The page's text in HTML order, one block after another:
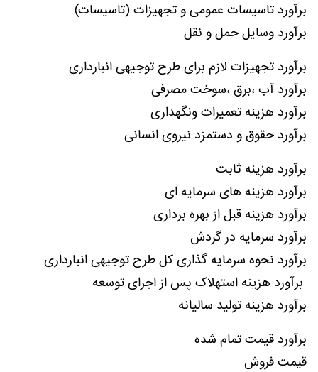
برآورد تاسیسات عمومی و تجهیزات (تاسیسات)
برآورد وسایل حمل و نقل
برآورد تجهیزات لازم برای طرح توجیهی انبارداری
برآورد آب ،برق ،سوخت مصرفی
برآورد هزینه تعمیرات ونگهداری
برآورد حقوق و دستمزد نیروی انسانی
برآورد هزینه ثابت
برآورد هزینه های سرمایه ای
برآورد هزینه قبل از بهره برداری
برآورد سرمایه در گردش
برآورد نحوه سرمایه گذاری کل طرح توجیهی انبارداری
برآورد هزینه استهلاک پس از اجرای توسعه
برآورد هزینه تولید سالیانه
برآورد قیمت تمام شده
قیمت فروش